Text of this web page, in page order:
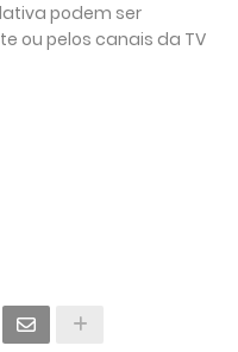
podem ser
ou pelos canais da TV